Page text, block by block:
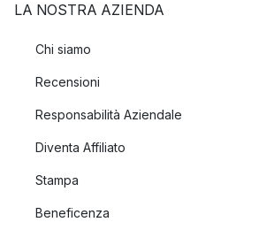
LA NOSTRA AZIENDA
Chi siamo
Recensioni
Responsabilità Aziendale
Diventa Affiliato
Stampa
Beneficenza